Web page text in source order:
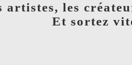
artistes, les
Et sortez